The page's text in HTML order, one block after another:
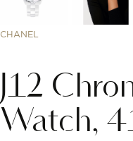
CHANEL
J12
Watch,